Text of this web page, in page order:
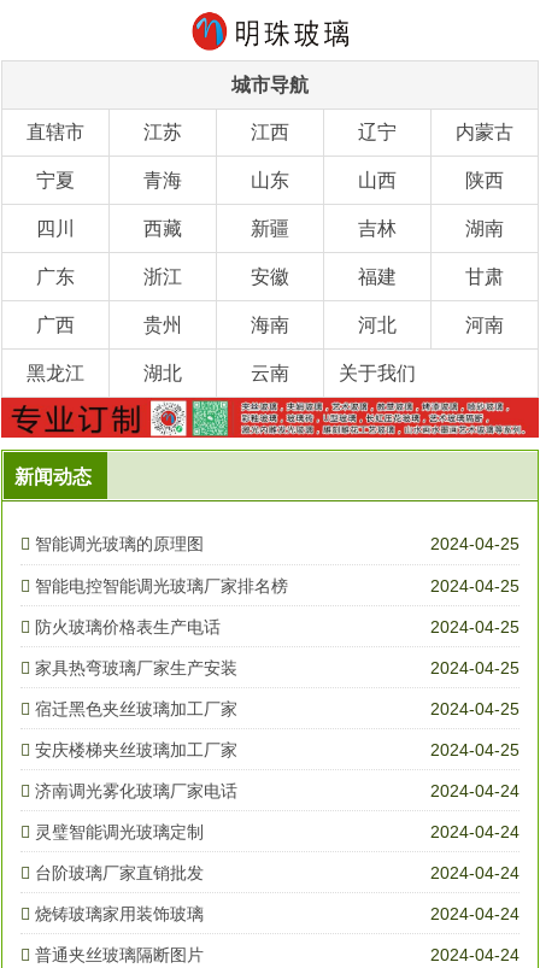
城市导航
直辖市 江苏 江西 辽宁 内蒙古
宁夏 青海 山东 山西 陕西
四川 西藏 新疆 吉林 湖南
广东 浙江 安徽 福建 甘肃
广西 贵州 海南 河北 河南
黑龙江 湖北 云南 关于我们
新闻动态
2024-04-25
智能调光玻璃的原理图
2024-04-25
智能电控智能调光玻璃厂家排名榜
2024-04-25
防火玻璃价格表生产电话
2024-04-25
家具热弯玻璃厂家生产安装
2024-04-25
宿迁黑色夹丝玻璃加工厂家
2024-04-25
安庆楼梯夹丝玻璃加工厂家
2024-04-24
济南调光雾化玻璃厂家电话
2024-04-24
灵璧智能调光玻璃定制
2024-04-24
台阶玻璃厂家直销批发
2024-04-24
烧铸玻璃家用装饰玻璃
2024-04-24
普通夹丝玻璃隔断图片